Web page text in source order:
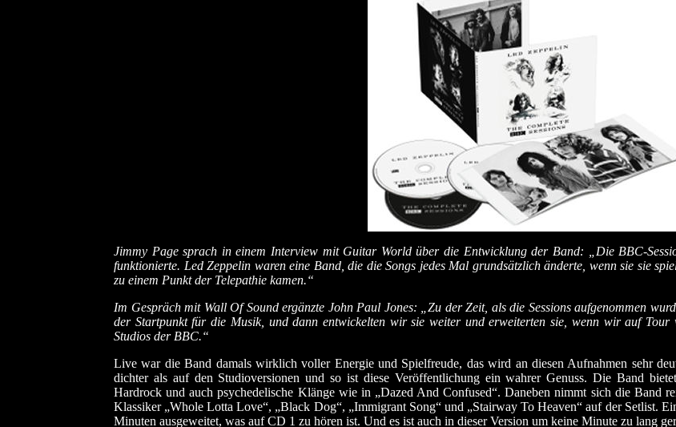
Jimmy Page sprach in einem Interview mit Guitar World über die Entwicklung der Band: „Die BBC-
funktionierte. Led Zeppelin waren eine Band, die die Songs jedes Mal grundsätzlich änderte, wenn sie sie
zu einem Punkt der Telepathie kamen.“
Im Gespräch mit Wall Of Sound ergänzte John Paul Jones: „Zu der Zeit, als die Sessions aufgenommen
der Startpunkt für die Musik, und dann entwickelten wir sie weiter und erweiterten sie, wenn wir auf
Studios der BBC.“
Live war die Band damals wirklich voller Energie und Spielfreude, das wird an diesen Aufnahmen sehr
dichter als auf den Studioversionen und so ist diese Veröffentlichung ein wahrer Genuss. Die Band
Hardrock und auch psychedelische Klänge wie in „Dazed And Confused“. Daneben nimmt sich die Band
Klassiker „Whole Lotta Love“, „Black Dog“, „Immigrant Song“ und „Stairway To Heaven“ auf der Setlist.
Minuten ausgeweitet, was auf CD 1 zu hören ist. Und es ist auch in dieser Version um keine Minute zu lang